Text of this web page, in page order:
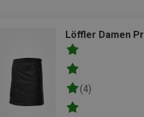
Löffler Damen
(4)